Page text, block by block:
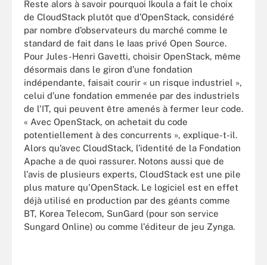
Reste alors à savoir pourquoi Ikoula a fait le choix
de CloudStack plutôt que d’OpenStack, considéré
par nombre d’observateurs du marché comme le
standard de fait dans le Iaas privé Open Source.
Pour Jules-Henri Gavetti, choisir OpenStack, même
désormais dans le giron d’une fondation
indépendante, faisait courir « un risque industriel »,
celui d’une fondation emmenée par des industriels
de l'IT, qui peuvent être amenés à fermer leur code.
« Avec OpenStack, on achetait du code
potentiellement à des concurrents », explique-t-il.
Alors qu’avec CloudStack, l’identité de la Fondation
Apache a de quoi rassurer. Notons aussi que de
l'avis de plusieurs experts, CloudStack est une pile
plus mature qu'OpenStack. Le logiciel est en effet
déjà utilisé en production par des géants comme
BT, Korea Telecom, SunGard (pour son service
Sungard Online) ou comme l'éditeur de jeu Zynga.